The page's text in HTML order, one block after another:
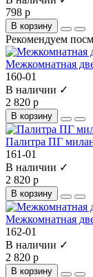
798 р
В корзину
Рекомендуем
Межкомнатная
160-01
В наличии ✓
2 820 р
В корзину
Палитра ПГ
161-01
В наличии ✓
2 820 р
В корзину
Межкомнатная
162-01
В наличии ✓
2 820 р
В корзину